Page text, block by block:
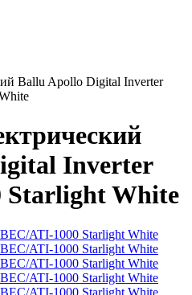
Ballu Apollo Digital Inverter
Inverter
Starlight White